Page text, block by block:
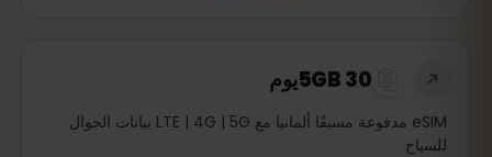
5GB 30يوم
eSIM مدفوعة مسبقًا ألمانيا مع LTE | 4G | 5G بيانات الجوال
للسياح